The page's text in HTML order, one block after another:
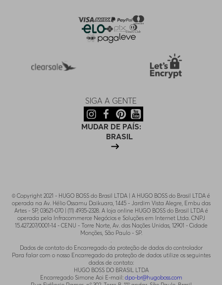
SIGA A GENTE
MUDAR DE PAÍS:
BRASIL
© Copyright 2021 - HUGO BOSS do Brasil LTDA | A HUGO BOSS do Brasil LTDA é
operada na Av. Hélio Ossamu Daikuara, 1445 - Jardim Vista Alegre, Embu das
Artes - SP, 03621-070 | (11) 4935-2328. A loja online HUGO BOSS do Brasil LTDA é
operada pela Infracommerce Negócios e Soluções em Internet Ltda. CNPJ
15.427.207/0001-14 - CENU - Torre Norte, Av. das Nações Unidas, 12901 - Cidade
Monções, São Paulo - SP.
.
Dados de contato do Encarregado da proteção de dados do controlador
Para falar com o nosso Encarregado da proteção de dados utilize os seguintes
dados de contato:
HUGO BOSS DO BRASIL LTDA
Encarregado Simone Aoi E-mail: dpo-br@hugoboss.com